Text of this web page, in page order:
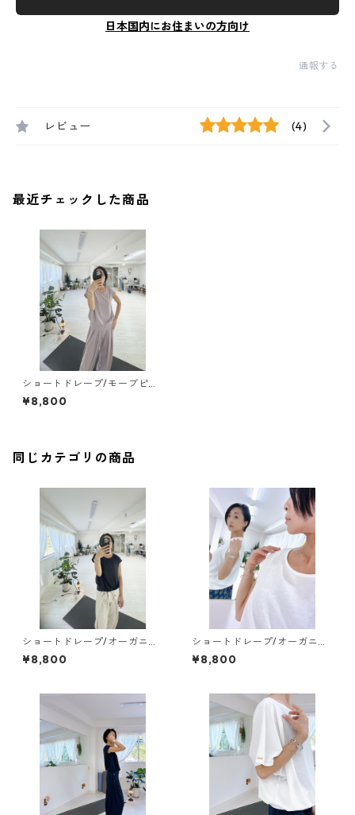
日本国内にお住まいの方向け
通報する
レビュー (4)
最近チェックした商品
ショートドレープ/モーブピン
ク【tops】
¥8,800
同じカテゴリの商品
ショートドレープ/オーガニッ
クコットンブラック【tops】
¥8,800
ショートドレープ/オーガニッ
クコットンホワイト【tops】
¥8,800